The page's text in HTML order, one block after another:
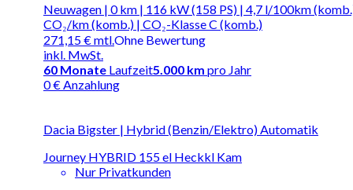
Neuwagen | 0 km | 116 kW (158 PS) | 4,7 l/100km
CO₂/km (komb.) | CO₂-Klasse C (komb.)
271,15 €mtl.
inkl. MwSt.
Ohne Bewertung
60 Monate Laufzeit5.000 km pro Jahr
0 € Anzahlung
Dacia Bigster | Hybrid (Benzin/Elektro) Automatik
Journey HYBRID 155 el Heckkl Kam
Nur Privatkunden